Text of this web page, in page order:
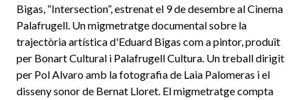
Bigas, “Intersection”, estrenat el 9 de desembre al Cinema
Palafrugell. Un migmetratge documental sobre la
trajectòria artística d'Eduard Bigas com a pintor, produït
per Bonart Cultural i Palafrugell Cultura. Un treball dirigit
per Pol Alvaro amb la fotografia de Laia Palomeras i el
disseny sonor de Bernat Lloret. El migmetratge compta